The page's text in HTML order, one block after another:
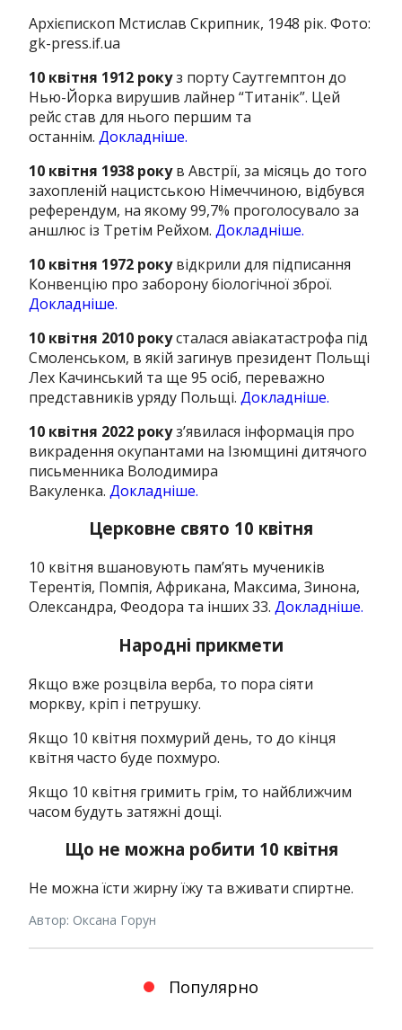
Архієпископ Мстислав Скрипник, 1948 рік. Фото:
gk-press.if.ua
10 квітня 1912 рокуз порту Саутгемптон до
Нью-Йорка вирушив лайнер “Титанік”. Цей
рейс став для нього першим та
останнім.Докладніше.
10 квітня 1938 рокув Австрії, за місяць до того
захопленій нацистською Німеччиною, відбувся
референдум, на якому 99,7% проголосувало за
аншлюс із Третім Рейхом.Докладніше.
10 квітня 1972 рокувідкрили для підписання
Конвенцію про заборону біологічної зброї.
Докладніше.
10 квітня 2010 рокусталася авіакатастрофа під
Смоленськом, в якій загинув президент Польщі
Лех Качинський та ще 95 осіб, переважно
представників уряду Польщі.Докладніше.
10 квітня 2022 рокуз’явилася інформація про
викрадення окупантами на Ізюмщині дитячого
письменника Володимира
Вакуленка.Докладніше.
Церковне свято 10 квітня
10 квітня вшановують пам’ять мучеників
Терентiя, Помпiя, Африкана, Максима, Зинона,
Олександра, Феодора та інших 33.Докладніше.
Народні прикмети
Якщо вже розцвіла верба, то пора сіяти
моркву, кріп і петрушку.
Якщо 10 квітня похмурий день, то до кінця
квітня часто буде похмуро.
Якщо 10 квітня гримить грім, то найближчим
часом будуть затяжні дощі.
Що не можна робити 10 квітня
Не можна їсти жирну їжу та вживати спиртне.
Автор: Оксана Горун
Популярно